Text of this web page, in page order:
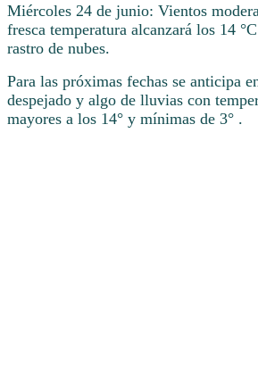
Miércoles 24 de junio: Vientos
fresca temperatura alcanzará los 14
rastro de nubes.
Para las próximas fechas se anticipa
despejado y algo de lluvias con
mayores a los 14° y mínimas de 3° .